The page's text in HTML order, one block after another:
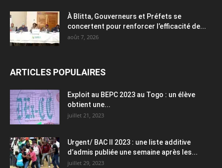
À Blitta, Gouverneurs et Préfets se
concertent pour renforcer l’efficacité de...
août 7, 2026
ARTICLES POPULAIRES
Exploit au BEPC 2023 au Togo : un élève
obtient une...
juillet 21, 2023
Urgent/ BAC II 2023 : une liste additive
d’admis publiée une semaine après les...
juillet 29, 2023